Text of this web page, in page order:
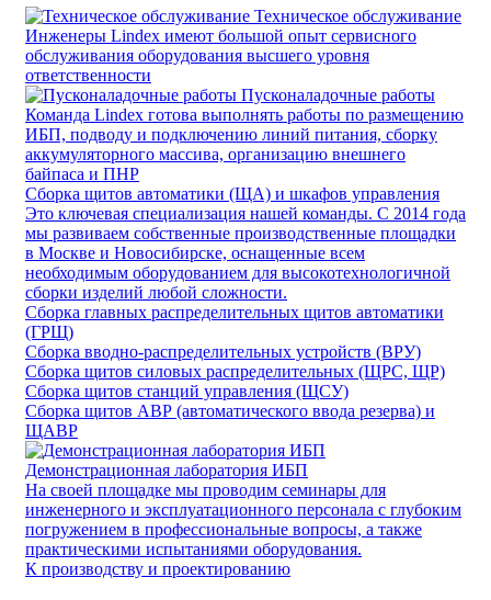
Техническое обслуживание
Инженеры Lindex имеют большой опыт сервисного
обслуживания оборудования высшего уровня
ответственности
Пусконаладочные работы
Команда Lindex готова выполнять работы по размещению
ИБП, подводу и подключению линий питания, сборку
аккумуляторного массива, организацию внешнего
байпаса и ПНР
Сборка щитов автоматики (ЩА) и шкафов управления
Это ключевая специализация нашей команды. С 2014 года
мы развиваем собственные производственные площадки
в Москве и Новосибирске, оснащенные всем
необходимым оборудованием для высокотехнологичной
сборки изделий любой сложности.
Сборка главных распределительных щитов автоматики
(ГРЩ)
Сборка вводно-распределительных устройств (ВРУ)
Сборка щитов силовых распределительных (ЩРC, ЩР)
Сборка щитов станций управления (ЩСУ)
Сборка щитов АВР (автоматического ввода резерва) и
ЩАВР
Демонстрационная лаборатория ИБП
На своей площадке мы проводим семинары для
инженерного и эксплуатационного персонала с глубоким
погружением в профессиональные вопросы, а также
практическими испытаниями оборудования.
К производству и проектированию